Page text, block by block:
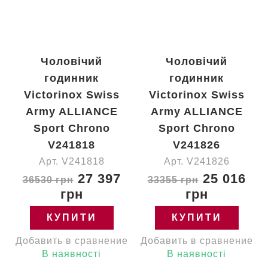
Чоловічий
годинник
Victorinox Swiss
Army ALLIANCE
Sport Chrono
V241818
Арт. V241818
36530 грн27 397
грн
КУПИТИ
Добавить в сравнение
В наявності
Чоловічий
годинник
Victorinox Swiss
Army ALLIANCE
Sport Chrono
V241826
Арт. V241826
33355 грн25 016
грн
КУПИТИ
Добавить в сравнение
В наявності